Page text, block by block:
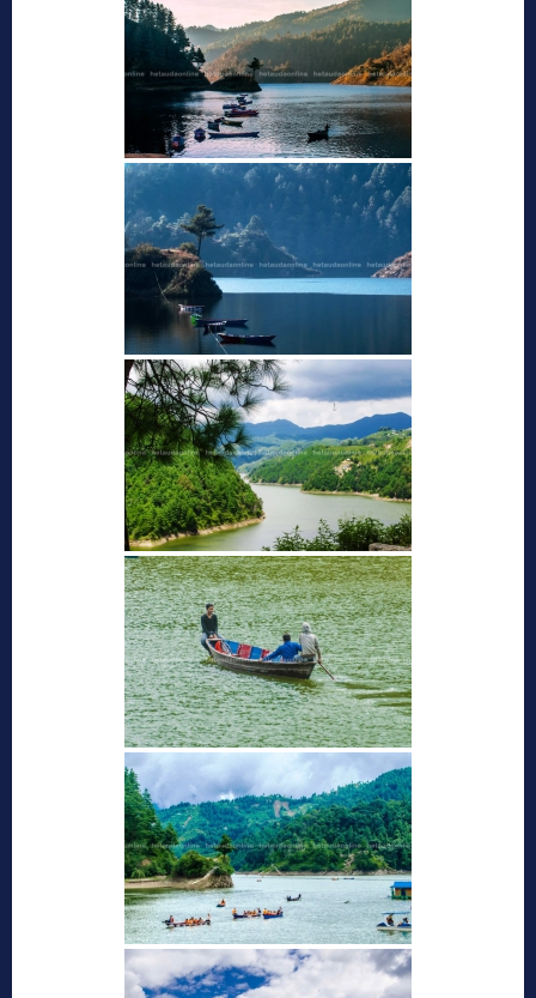
कुष्माण्ड सरोवर (१०८ गौमुखी धारा)
हेटौंडा अनलाईन
हेटौँडा नगरपालिकाको वडा नं. ९ को पश्चिम र पदमपोखरी गाविसको पूर्वी
भागमा रत्नावती, कर्णावती र कौशवाही (चुरे पर्वतको कुसको जङ्गलबाट उत्तर
बगेकी) नदीको सङ्गम...
ऐतिहासिक मकवानपुरगढी दरबार ( हेटौंडाबाट
१७ कि.मि. पूर्व )
हेटौंडा अनलाईन
आधुनिक नेपालको स्थापना हुनुपूर्व गण्डकी प्रदेशमा आधिपत्य जमाउन सफल
सेन वंशीय शासनको ऐतिहासिक बिरासतको जीवन्त इतिहास बोकेको स्थान
मकवानपुर गढी हो। परम्परागत तर उन्नत...
शहिद स्मारक (हेटौंडाबाट ४.५ कि.मि. पश्चिम)
हेटौंडा अनलाईन